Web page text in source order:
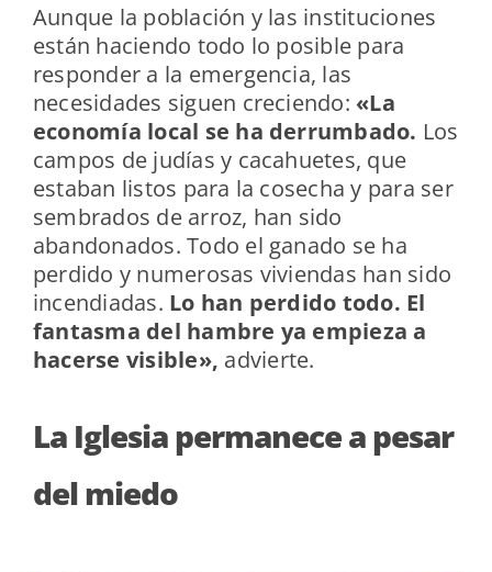
Aunque la población y las instituciones
están haciendo todo lo posible para
responder a la emergencia, las
necesidades siguen creciendo: «La
economía local se ha derrumbado. Los
campos de judías y cacahuetes, que
estaban listos para la cosecha y para ser
sembrados de arroz, han sido
abandonados. Todo el ganado se ha
perdido y numerosas viviendas han sido
incendiadas. Lo han perdido todo. El
fantasma del hambre ya empieza a
hacerse visible», advierte.
La Iglesia permanece a pesar
del miedo